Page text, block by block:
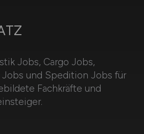
Jobs, Cargo Jobs,
und Spedition Jobs für
Fachkräfte und